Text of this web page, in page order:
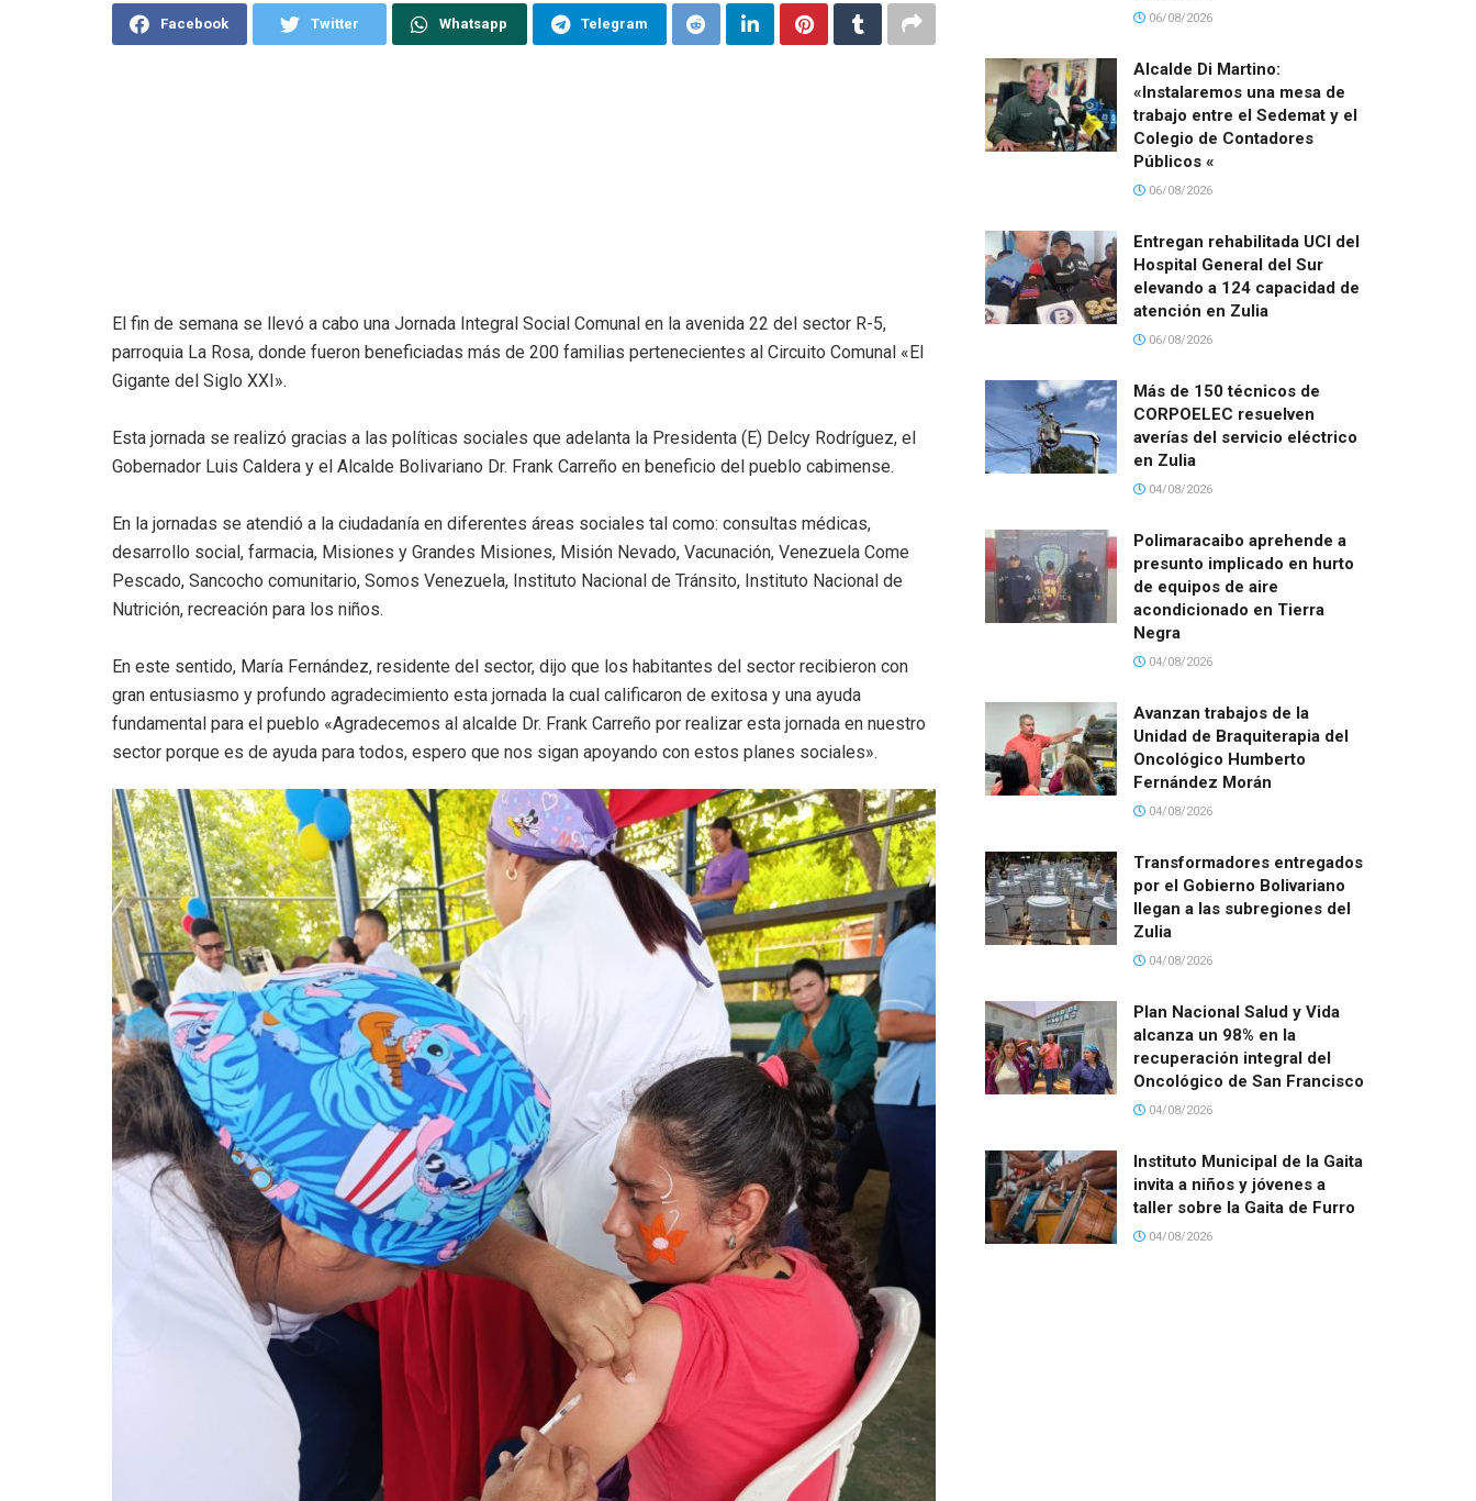
Facebook Twitter Whatsapp Telegram
El fin de semana se llevó a cabo una Jornada Integral Social Comunal en la avenida 22 del sector R-5,
parroquia La Rosa, donde fueron beneficiadas más de 200 familias pertenecientes al Circuito Comunal «El
Gigante del Siglo XXI».
Esta jornada se realizó gracias a las políticas sociales que adelanta la Presidenta (E) Delcy Rodríguez, el
Gobernador Luis Caldera y el Alcalde Bolivariano Dr. Frank Carreño en beneficio del pueblo cabimense.
En la jornadas se atendió a la ciudadanía en diferentes áreas sociales tal como: consultas médicas,
desarrollo social, farmacia, Misiones y Grandes Misiones, Misión Nevado, Vacunación, Venezuela Come
Pescado, Sancocho comunitario, Somos Venezuela, Instituto Nacional de Tránsito, Instituto Nacional de
Nutrición, recreación para los niños.
En este sentido, María Fernández, residente del sector, dijo que los habitantes del sector recibieron con
gran entusiasmo y profundo agradecimiento esta jornada la cual calificaron de exitosa y una ayuda
fundamental para el pueblo «Agradecemos al alcalde Dr. Frank Carreño por realizar esta jornada en nuestro
sector porque es de ayuda para todos, espero que nos sigan apoyando con estos planes sociales».
06/08/2026
Alcalde Di Martino:
«Instalaremos una mesa de
trabajo entre el Sedemat y el
Colegio de Contadores
Públicos «
06/08/2026
Entregan rehabilitada UCI del
Hospital General del Sur
elevando a 124 capacidad de
atención en Zulia
06/08/2026
Más de 150 técnicos de
CORPOELEC resuelven
averías del servicio eléctrico
en Zulia
04/08/2026
Polimaracaibo aprehende a
presunto implicado en hurto
de equipos de aire
acondicionado en Tierra
Negra
04/08/2026
Avanzan trabajos de la
Unidad de Braquiterapia del
Oncológico Humberto
Fernández Morán
04/08/2026
Transformadores entregados
por el Gobierno Bolivariano
llegan a las subregiones del
Zulia
04/08/2026
Plan Nacional Salud y Vida
alcanza un 98% en la
recuperación integral del
Oncológico de San Francisco
04/08/2026
Instituto Municipal de la Gaita
invita a niños y jóvenes a
taller sobre la Gaita de Furro
04/08/2026